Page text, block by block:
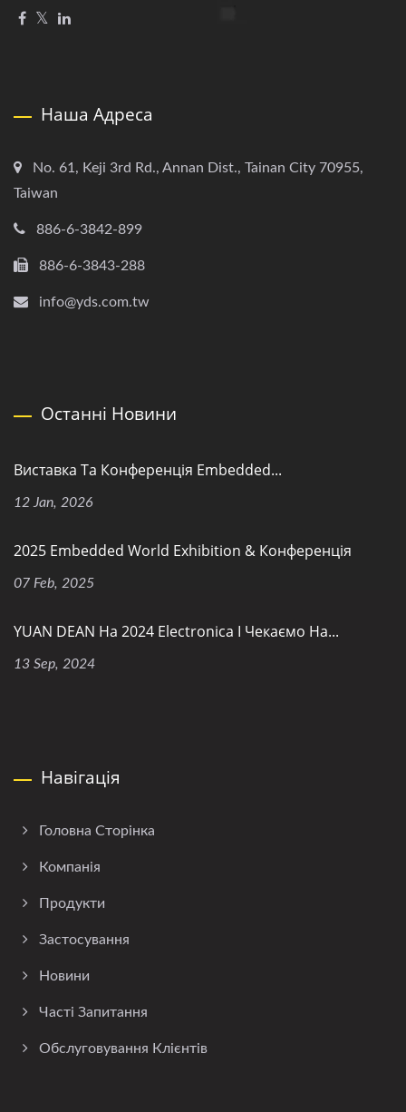
Наша Адреса
No. 61, Keji 3rd Rd., Annan Dist., Tainan City 70955,
Taiwan
886-6-3842-899
886-6-3843-288
info@yds.com.tw
Останні Новини
Виставка Та Конференція Embedded...
12 Jan, 2026
2025 Embedded World Exhibition & Конференція
07 Feb, 2025
YUAN DEAN На 2024 Electronica І Чекаємо На...
13 Sep, 2024
Навігація
Головна Сторінка
Компанія
Продукти
Застосування
Новини
Часті Запитання
Обслуговування Клієнтів